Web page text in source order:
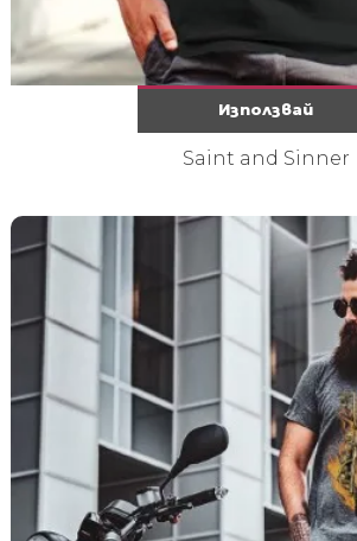
Използвай
Saint and Sinner